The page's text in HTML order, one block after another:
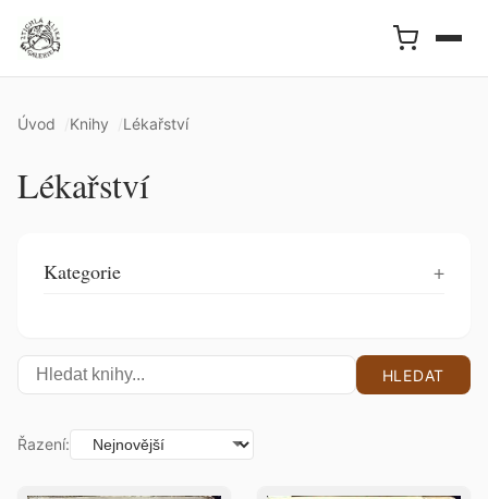
Úvod Knihy Lékařství
Lékařství
Kategorie
HLEDAT
Řazení: